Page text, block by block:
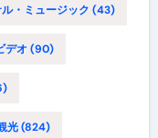
・ミュージック (43)
デオ (90)
光(824)